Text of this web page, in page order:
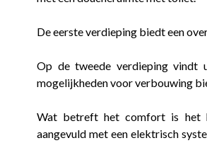
De eerste verdieping biedt een
Op de tweede verdieping vindt
mogelijkheden voor verbouwing
Wat betreft het comfort is het
aangevuld met een elektrisch